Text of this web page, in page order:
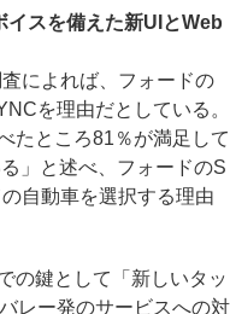
スを備えた新UIとWeb
によれば、フォードの
を理由だとしている。
たところ81％が満足して
」と述べ、フォードのS
自動車を選択する理由
の鍵として「新しいタッ
レー発のサービスへの対